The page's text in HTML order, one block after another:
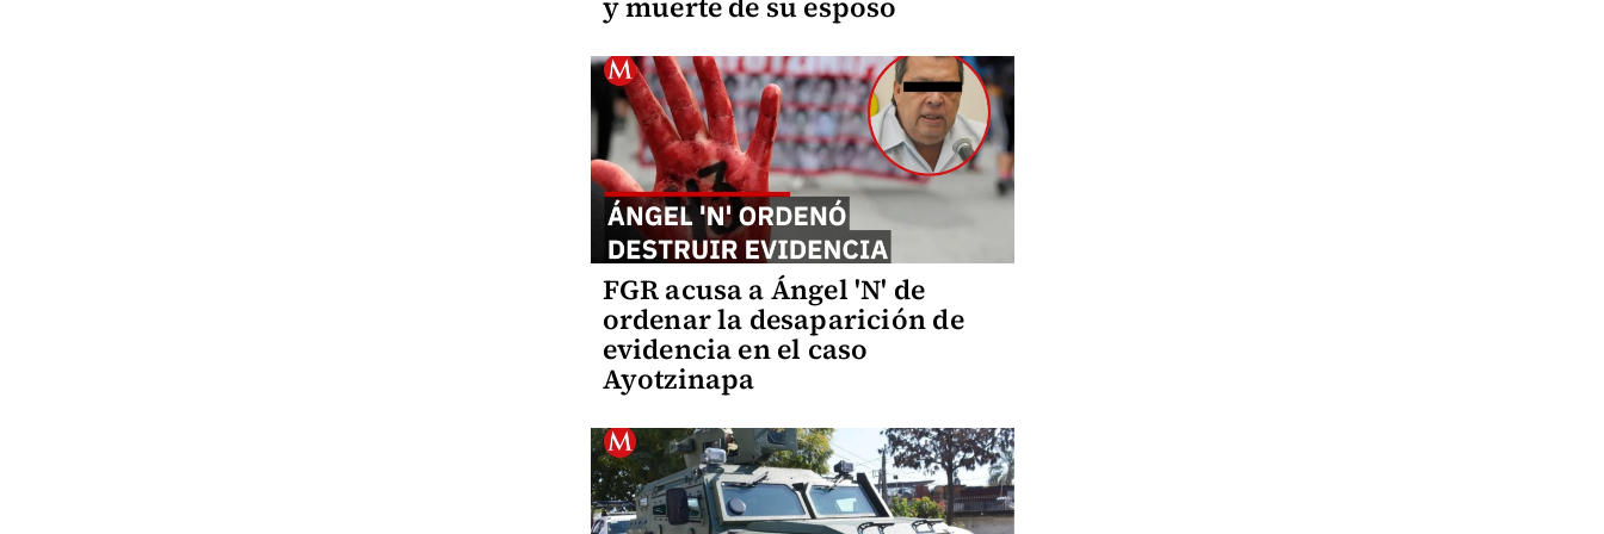
FGR acusa a Ángel 'N' de
ordenar la desaparición de
evidencia en el caso
Ayotzinapa